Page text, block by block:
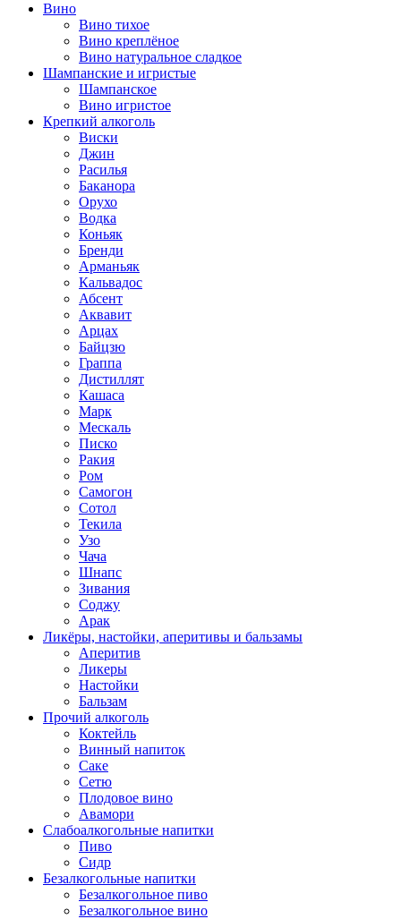
Вино
Вино тихое
Вино креплёное
Вино натуральное сладкое
Шампанские и игристые
Шампанское
Вино игристое
Крепкий алкоголь
Виски
Джин
Расилья
Баканора
Орухо
Водка
Коньяк
Бренди
Арманьяк
Кальвадос
Абсент
Аквавит
Арцах
Байцзю
Граппа
Дистиллят
Кашаса
Марк
Мескаль
Писко
Ракия
Ром
Самогон
Сотол
Текила
Узо
Чача
Шнапс
Зивания
Соджу
Арак
Ликёры, настойки, аперитивы и бальзамы
Аперитив
Ликеры
Настойки
Бальзам
Прочий алкоголь
Коктейль
Винный напиток
Саке
Сетю
Плодовое вино
Авамори
Слабоалкогольные напитки
Пиво
Сидр
Безалкогольные напитки
Безалкогольное пиво
Безалкогольное вино